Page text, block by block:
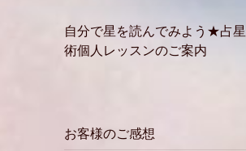
自分で星を読んでみよう★占星
術個人レッスンのご案内
お客様のご感想